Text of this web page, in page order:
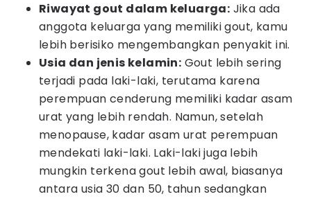
Riwayat gout dalam keluarga: Jika ada
anggota keluarga yang memiliki gout, kamu
lebih berisiko mengembangkan penyakit ini.
Usia dan jenis kelamin: Gout lebih sering
terjadi pada laki-laki, terutama karena
perempuan cenderung memiliki kadar asam
urat yang lebih rendah. Namun, setelah
menopause, kadar asam urat perempuan
mendekati laki-laki. Laki-laki juga lebih
mungkin terkena gout lebih awal, biasanya
antara usia 30 dan 50, tahun sedangkan